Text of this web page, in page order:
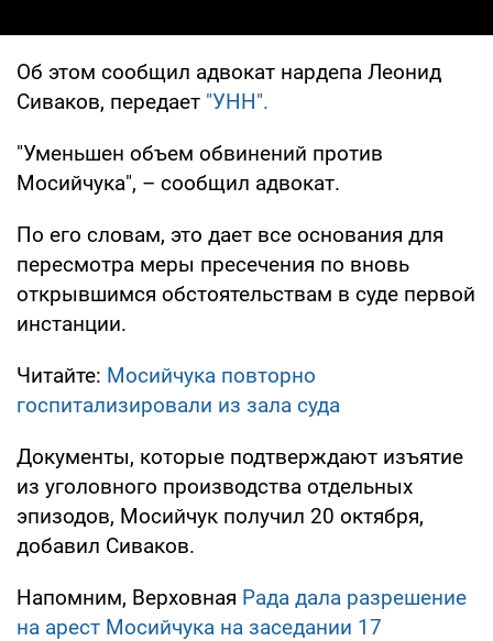
Об этом сообщил адвокат нардепа Леонид
Сиваков, передает "УНН".
"Уменьшен объем обвинений против
Мосийчука", – сообщил адвокат.
По его словам, это дает все основания для
пересмотра меры пресечения по вновь
открывшимся обстоятельствам в суде первой
инстанции.
Читайте: Мосийчука повторно
госпитализировали из зала суда
Документы, которые подтверждают изъятие
из уголовного производства отдельных
эпизодов, Мосийчук получил 20 октября,
добавил Сиваков.
Напомним, Верховная Рада дала разрешение
на арест Мосийчука на заседании 17